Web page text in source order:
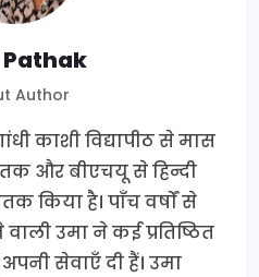
Pathak
Author
काशी विद्यापीठ से मास
और बीएचयू से हिन्दी
किया है। पाँच वर्षों से
उमा ने कई प्रतिष्ठित
सेवाएँ दी हैं। उमा